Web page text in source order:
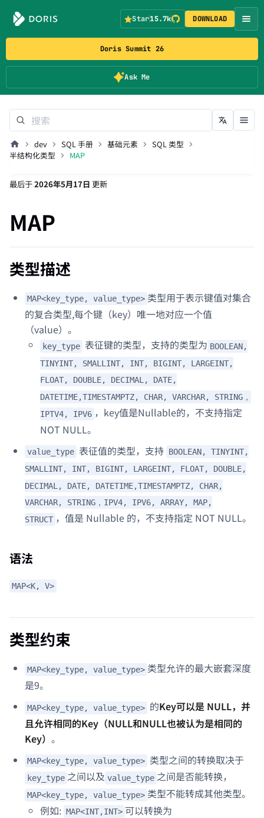
Doris Summit 26
Ask Me
Star15.7k DOWNLOAD
dev SQL 手册 基础元素
SQL 类型
半结构化类型
MAP
最后于2026年5月17日 更新
MAP
类型描述
MAP<key_type, value_type> 类型用于表示键值对集合
的复合类型,每个键（key）唯一地对应一个值
（value）。
key_type 表征键的类型，支持的类型为 BOOLEAN,
TINYINT, SMALLINT, INT, BIGINT, LARGEINT,
FLOAT, DOUBLE, DECIMAL, DATE,
DATETIME,TIMESTAMPTZ, CHAR, VARCHAR, STRING，
IPTV4, IPV6 ，key值是Nullable的，不支持指定
NOT NULL。
value_type 表征值的类型，支持 BOOLEAN, TINYINT,
SMALLINT, INT, BIGINT, LARGEINT, FLOAT, DOUBLE,
DECIMAL, DATE, DATETIME,TIMESTAMPTZ, CHAR,
VARCHAR, STRING，IPV4, IPV6, ARRAY, MAP,
STRUCT ，值是 Nullable 的，不支持指定 NOT NULL。
语法
MAP<K, V>
类型约束
MAP<key_type, value_type> 类型允许的最大嵌套深度
是9。
MAP<key_type, value_type> 的Key可以是 NULL，并
且允许相同的Key（NULL和NULL也被认为是相同的
Key） 。
MAP<key_type, value_type> 类型之间的转换取决于
key_type 之间以及 value_type 之间是否能转换，
MAP<key_type, value_type> 类型不能转成其他类型。
例如: MAP<INT,INT> 可以转换为